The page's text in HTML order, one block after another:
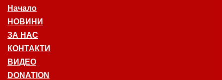
Начало
НОВИНИ
ЗА НАС
КОНТАКТИ
ВИДЕО
DONATION